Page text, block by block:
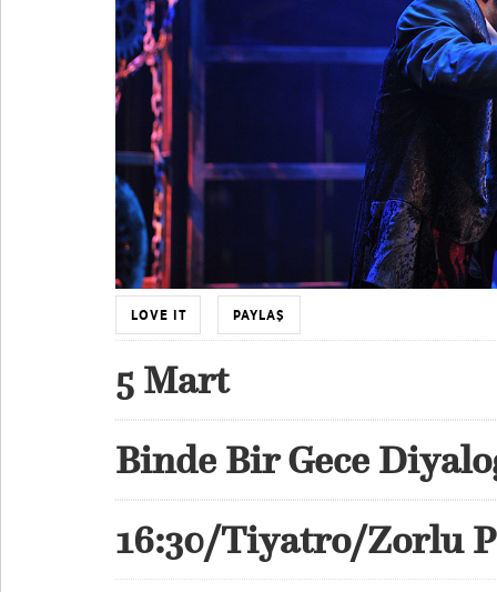
LOVE IT PAYLAŞ
5 Mart
Binde Bir Gece
16:30/Tiyatro/Zorlu